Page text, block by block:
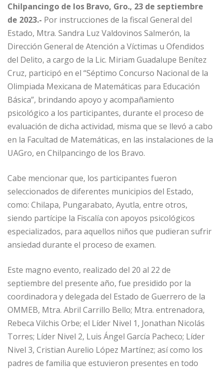
Chilpancingo de los Bravo, Gro., 23 de septiembre
de 2023.- Por instrucciones de la fiscal General del
Estado, Mtra. Sandra Luz Valdovinos Salmerón, la
Dirección General de Atención a Víctimas u Ofendidos
del Delito, a cargo de la Lic. Miriam Guadalupe Benítez
Cruz, participó en el “Séptimo Concurso Nacional de la
Olimpiada Mexicana de Matemáticas para Educación
Básica”, brindando apoyo y acompañamiento
psicológico a los participantes, durante el proceso de
evaluación de dicha actividad, misma que se llevó a cabo
en la Facultad de Matemáticas, en las instalaciones de la
UAGro, en Chilpancingo de los Bravo.
Cabe mencionar que, los participantes fueron
seleccionados de diferentes municipios del Estado,
como: Chilapa, Pungarabato, Ayutla, entre otros,
siendo partícipe la Fiscalía con apoyos psicológicos
especializados, para aquellos niños que pudieran sufrir
ansiedad durante el proceso de examen.
Este magno evento, realizado del 20 al 22 de
septiembre del presente año, fue presidido por la
coordinadora y delegada del Estado de Guerrero de la
OMMEB, Mtra. Abril Carrillo Bello; Mtra. entrenadora,
Rebeca Vilchis Orbe; el Líder Nivel 1, Jonathan Nicolás
Torres; Líder Nivel 2, Luis Ángel García Pacheco; Líder
Nivel 3, Cristian Aurelio López Martínez; así como los
padres de familia que estuvieron presentes en todo